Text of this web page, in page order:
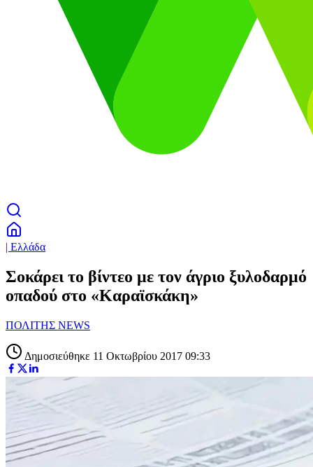
| Ελλάδα
Σοκάρει το βίντεο με τον άγριο ξυλοδαρμό
οπαδού στο «Καραϊσκάκη»
ΠΟΛΙΤΗΣ NEWS
Δημοσιεύθηκε 11 Οκτωβρίου 2017 09:33